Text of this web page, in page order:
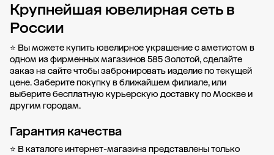
Добавить в корзину Добавить в корзину
Крупнейшая ювелирная сеть в
России
⭐ Вы можете купить ювелирное украшение с аметистом в
одном из фирменных магазинов 585 Золотой, сделайте
заказ на сайте чтобы забронировать изделие по текущей
цене. Заберите покупку вближайшем филиале, или
выберите бесплатную курьерскую доставку по Москве и
другим городам.
Гарантия качества
⭐ В каталоге интернет-магазина представлены только